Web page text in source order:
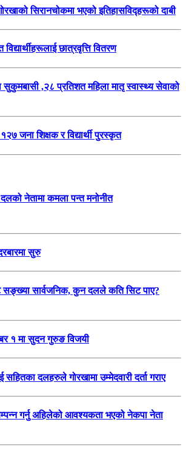
सिरानचोकमा भएको इतिहासविद्हरूको दाबी
छात्रवृत्ति वितरण
सुकुमबासी ,२८ प्रतिशत महिला मातृ स्वास्थ्य सेवाको
जना शिक्षक र विद्यार्थी पुरस्कृत
नेतामा कमला पन्त मनोनीत
सुरु
सङ्ख्या सार्वजनिक, कुन दलले कति सिट पाए?
१ मा सुदन गुरुङ विजयी
सहितका दलहरुले गोरखामा उम्मेदवारी दर्ता गराए
सम्पन्न गर्नु अहिलेको आवश्यकता भएको नेकपा नेता